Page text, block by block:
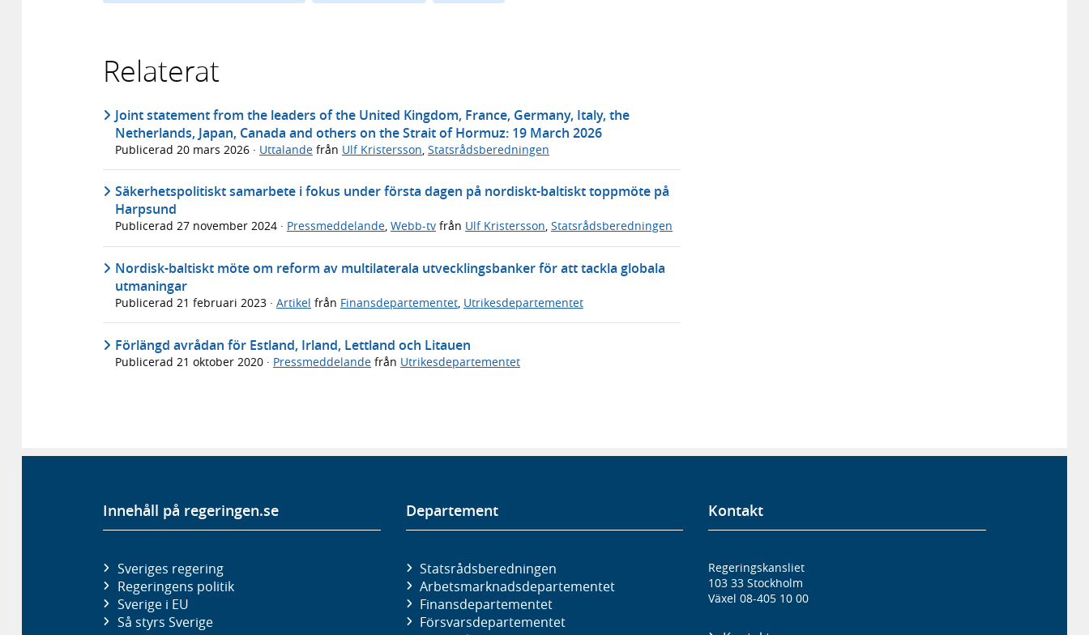
Relaterat
Joint statement from the leaders of the United Kingdom, France, Germany, Italy, the
Netherlands, Japan, Canada and others on the Strait of Hormuz: 19 March 2026
Publicerad 20 mars 2026 · Uttalande från Ulf Kristersson Statsrådsberedningen
Säkerhetspolitiskt samarbete i fokus under första dagen på nordiskt-baltiskt toppmöte på
Harpsund
Publicerad 27 november 2024 · Pressmeddelande, Webb-tv från Ulf Kristersson, Statsrådsberedningen
Nordisk-baltiskt möte om reform av multilaterala utvecklingsbanker för att tackla globala
utmaningar
Publicerad 21 februari 2023 · Artikel från Finansdepartementet, Utrikesdepartementet
Förlängd avrådan för Estland, Irland, Lettland och Litauen
Publicerad 21 oktober 2020 · Pressmeddelande från Utrikesdepartementet
Innehåll på regeringen.se
Sveriges regering
Regeringens politik
Sverige i EU
Så styrs Sverige
Departement
Statsrådsberedningen
Arbetsmarknads­departementet
Finans­departementet
Försvars­departementet
Kontakt
Regeringskansliet
103 33 Stockholm
Växel 08-405 10 00